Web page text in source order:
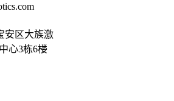
安区大族激
心3栋6楼